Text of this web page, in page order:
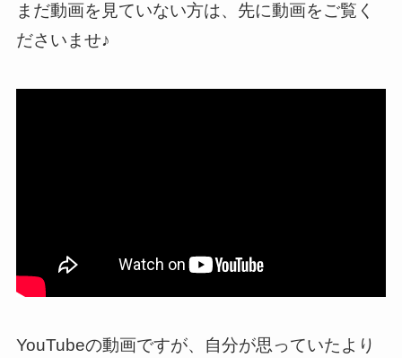
まだ動画を見ていない方は、先に動画をご覧く
ださいませ♪
YouTubeの動画ですが、自分が思っていたより